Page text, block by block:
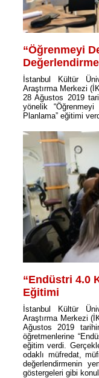
“Öğrenmeyi
İstanbul Kültür
Araştırma Merkezi
28 Ağustos 2019
yönelik
Planlama” eğitimi
“Endüstri 4.0
Eğitimi
İstanbul Kültür
Araştırma Merkezi
Ağustos 2019
öğretmenlerine
eğitim verdi.
odaklı müfredat,
değerlendirmenin
göstergeleri gibi